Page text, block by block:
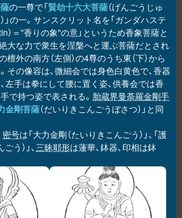
の一尊で「賢劫十六大菩薩（げんごうじゅ
」の一。サンスクリット名を「ガンダハステ
）＝"香りの象"の意」というため香象菩薩と
大な力で衆生を涅槃へと運ぶ菩薩だとされ
檀外の南方（左側）の4尊のうち東（下）から
その像容は、微細会では身色白黄色で、香器
左手は拳にして腰に置く姿、供養会では香
で持つ姿で表される。 胎蔵界曼荼羅金剛手
金剛菩薩（だいりきこんごうぼさつ）」と同
密号は「大力金剛（たいりきこんごう）」、「護
う）」、三昧耶形は蓮華、鉢器、印相は鉢